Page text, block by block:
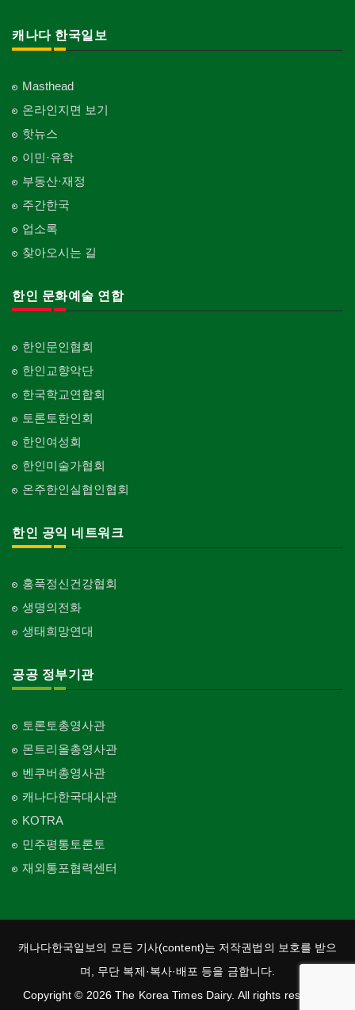
캐나다 한국일보
Masthead
온라인지면 보기
핫뉴스
이민·유학
부동산·재정
주간한국
업소록
찾아오시는 길
한인 문화예술 연합
한인문인협회
한인교향악단
한국학교연합회
토론토한인회
한인여성회
한인미술가협회
온주한인실협인협회
한인 공익 네트워크
홍푹정신건강협회
생명의전화
생태희망연대
공공 정부기관
토론토총영사관
몬트리올총영사관
벤쿠버총영사관
캐나다한국대사관
KOTRA
민주평통토론토
재외통포협력센터
캐나다한국일보의 모든 기사(content)는 저작권법의 보호를 받으
며, 무단 복제·복사·배포 등을 금합니다.
Copyright © 2026 The Korea Times Dairy. All rights reserved.